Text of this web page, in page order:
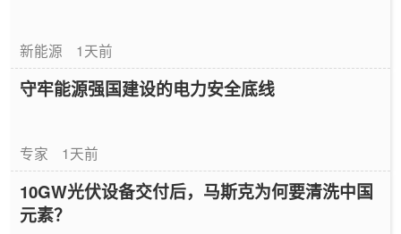
新能源 1天前
守牢能源强国建设的电力安全底线
专家 1天前
10GW光伏设备交付后，马斯克为何要清洗中国
元素？